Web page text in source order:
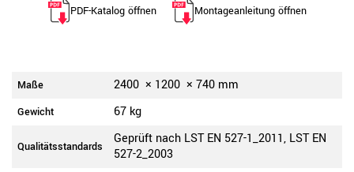
PDF-Katalog öffnen Montageanleitung öffnen
Maße 2400 × 1200 × 740 mm
Gewicht 67 kg
Qualitätsstandards
Geprüft nach LST EN 527-1_2011, LST EN
527-2_2003